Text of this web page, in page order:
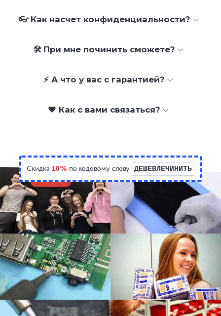
👓 Как насчет конфиденциальности?
🛠 При мне починить сможете?
⚡ А что у вас с гарантией?
❤️ Как с вами связаться?
Скидка 10% по кодовому слову ДЕШЕВЛЕЧИНИТЬ